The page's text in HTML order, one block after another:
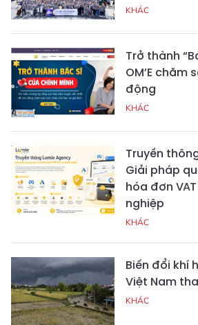
KHÁC
Trở thành
OM’E chăm
động
KHÁC
Truyền
Giải pháp
hóa đơn
nghiệp
KHÁC
Biến đổi khí
Việt Nam
KHÁC